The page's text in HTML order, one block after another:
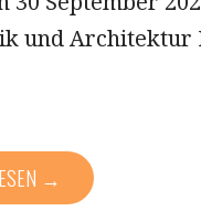
und Architektur
→